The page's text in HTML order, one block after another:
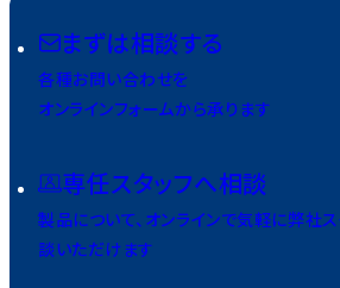
まずは相談する
各種お問い合わせを
オンラインフォームから承ります
専任スタッフへ相談
製品について、オンラインで気軽に弊社
談いただけます